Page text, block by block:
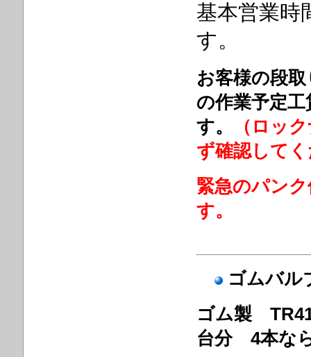
基本営業時
す。
お客様の段
の作業予定
す。
（ロッ
ず確認して
緊急のパン
ゴムバ
ゴム製
台分 4本な